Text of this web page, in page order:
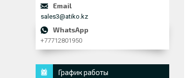
sales3@atiko.kz
+77712801950
График работы